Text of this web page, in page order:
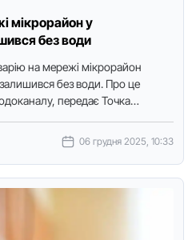
мікрорайон у
без води
на мережі мікрорайон
без води. Про це
передає Точка
06 грудня 2025, 10:33